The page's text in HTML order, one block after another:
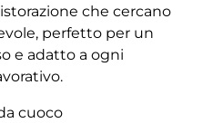
che cercano
perfetto per un
e adatto a ogni
cuoco